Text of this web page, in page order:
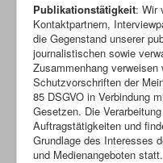
Publikationstätigkeit: Wir
Kontaktpartnern,
die Gegenstand unserer
journalistischen sowie
Zusammenhang
Schutzvorschriften der
85 DSGVO in Verbindung
Gesetzen. Die
Auftragstätigkeiten und
Grundlage des Interesses
und Medienangeboten statt.